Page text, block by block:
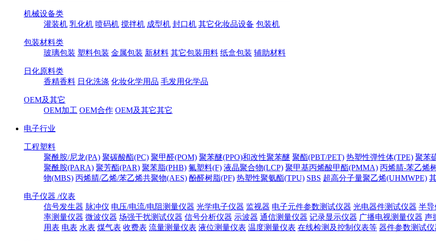
机械设备类
灌装机 乳化机 喷码机 搅拌机 成型机 封口机 其它化妆品设备 包装机
包装材料类
玻璃包装 塑料包装 金属包装 新材料 其它包装用料 纸盒包装 辅助材料
日化原料类
香精香料 日化洗涤 化妆化学用品 毛发用化学品
OEM及其它
OEM加工 OEM合作 OEM及其它其它
电子行业
工程塑料
聚酰胺/尼龙(PA) 聚碳酸酯(PC) 聚甲醛(POM) 聚苯醚(PPO)和改性聚苯醚 聚酯(PBT/PET) 热塑性弹性体(TPE) 聚苯
聚酰胺(PARA) 聚芳酯(PAR) 聚苯脂(PHB) 氟塑料(F) 液晶聚合物(LCP) 聚甲基丙烯酸甲酯(PMMA) 丙烯腈-苯乙烯
物(MBS) 丙烯腈/乙烯/苯乙烯共聚物(AES) 酚醛树脂(PF) 热塑性聚氨酯(TPU) SBS 超高分子量聚乙烯(UHMWPE)
电子仪器 /仪表
信号发生器 脉冲仪 电压/电流/电阻测量仪器 光学电子仪器 监视器 电子元件参数测试仪器 光电器件测试仪器 半导
率测量仪器 微波仪器 场强干扰测试仪器 信号分析仪器 示波器 通信测量仪器 记录显示仪器 广播电视测量仪器 声
用表 电表 水表 煤气表 收费表 流量测量仪表 液位测量仪表 温度测量仪表 在线检测及控制仪表等 器件参数测试仪